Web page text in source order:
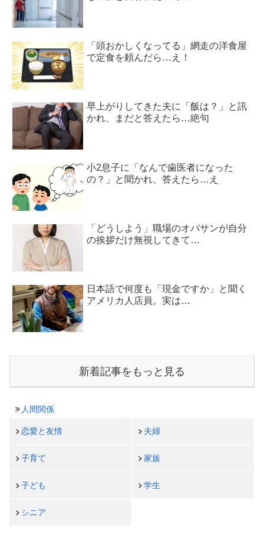
「頭おかしくなってる」網走の洋食屋
で定食を頼んだら…え！
早上がりしてきた夫に「飯は？」と訊
かれ、まだと答えたら…絶句
小2息子に「なんで歯医者になった
の？」と聞かれ、答えたら…え
「どうしよう」職場のオバサンが自分
の挨拶だけ無視してきて…
日本語で何度も「現金ですか」と聞く
アメリカ人店員。実は…
新着記事をもっと見る
人間関係
恋愛と友情 夫婦
子育て 家族
子ども 学生
シニア